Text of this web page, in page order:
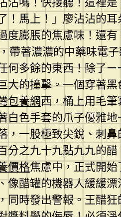
！馬上！」廖沾沾的
度膨脹的焦慮味！還
帶著濃濃的中藥味電
何多餘的東西！除了
大的撞擊。一個穿著
包養網西，桶上用毛
白色手套的爪子優雅
，一股極致尖銳、刺
分之九十九點九九的
價格焦慮中，正式開
像醋罐的機器人緩緩
同時發出警報。王醋